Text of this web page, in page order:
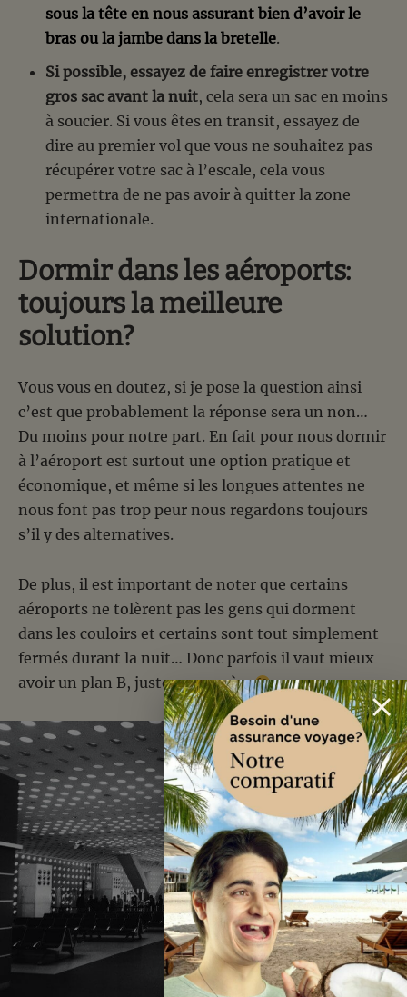
sous la tête en nous assurant bien d’avoir le
bras ou la jambe dans la bretelle.
Si possible, essayez de faire enregistrer votre
gros sac avant la nuit, cela sera un sac en moins
à soucier. Si vous êtes en transit, essayez de
dire au premier vol que vous ne souhaitez pas
récupérer votre sac à l’escale, cela vous
permettra de ne pas avoir à quitter la zone
internationale.
Dormir dans les aéroports:
toujours la meilleure
solution?
Vous vous en doutez, si je pose la question ainsi
c’est que probablement la réponse sera un non…
Du moins pour notre part. En fait pour nous dormir
à l’aéroport est surtout une option pratique et
économique, et même si les longues attentes ne
nous font pas trop peur nous regardons toujours
s’il y des alternatives.
De plus, il est important de noter que certains
aéroports ne tolèrent pas les gens qui dorment
dans les couloirs et certains sont tout simplement
fermés durant la nuit… Donc parfois il vaut mieux
avoir un plan B, juste au cas où…